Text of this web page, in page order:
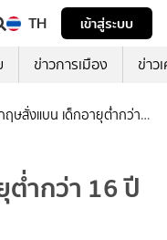
TH
เข้าสู่ระบบ
ข่าวการเมือง ข่าว
ฤษสั่งแบน เด็กอายุต่ำกว่า
ำกว่า 16 ปี